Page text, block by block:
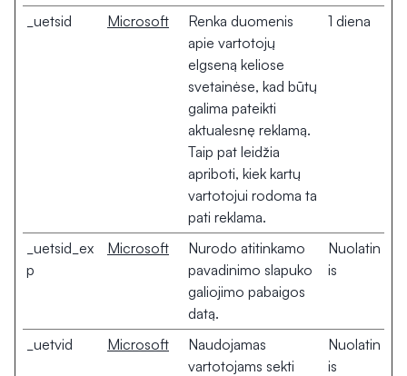
_uetsid Microsoft
Renka duomenis
apie vartotojų
elgseną keliose
svetainėse, kad būtų
galima pateikti
aktualesnę reklamą.
Taip pat leidžia
apriboti, kiek kartų
vartotojui rodoma ta
pati reklama.
1 diena
_uetsid_ex
p
Microsoft
Nurodo atitinkamo
pavadinimo slapuko
galiojimo pabaigos
datą.
Nuolatin
is
_uetvid Microsoft
Naudojamas
vartotojams sekti
Nuolatin
is